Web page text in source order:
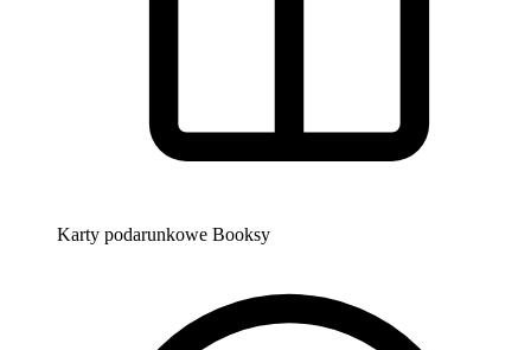
Karty podarunkowe Booksy